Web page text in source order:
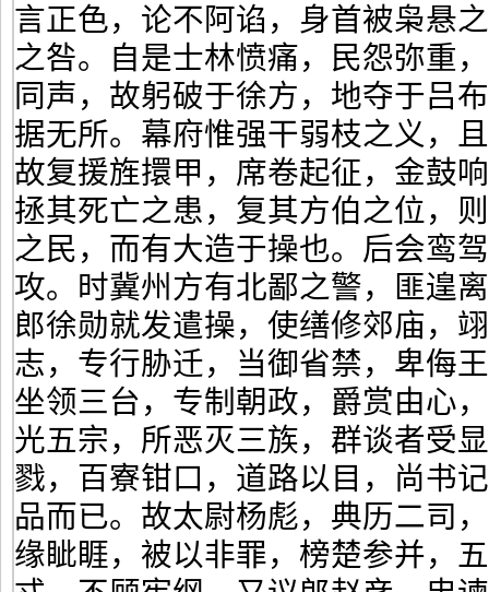
言正色，论不阿谄，身首被枭悬
之咎。自是士林愤痛，民怨弥重
同声，故躬破于徐方，地夺于吕
据无所。幕府惟强干弱枝之义，
故复援旌擐甲，席卷起征，金鼓
拯其死亡之患，复其方伯之位，
之民，而有大造于操也。后会鸾
攻。时冀州方有北鄙之警，匪遑
郎徐勋就发遣操，使缮修郊庙，
志，专行胁迁，当御省禁，卑侮
坐领三台，专制朝政，爵赏由心
光五宗，所恶灭三族，群谈者受
戮，百寮钳口，道路以目，尚书
品而已。故太尉杨彪，典历二司
缘眦睚，被以非罪，榜楚参并，